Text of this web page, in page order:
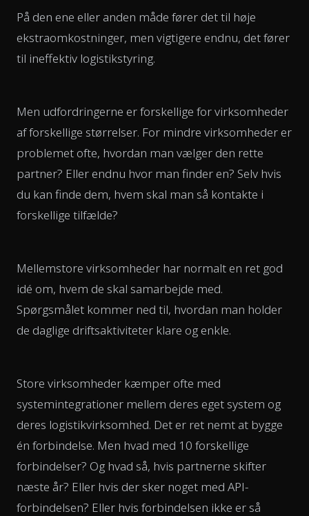
På den ene eller anden måde fører det til høje
ekstraomkostninger, men vigtigere endnu, det fører
til ineffektiv logistikstyring.
Men udfordringerne er forskellige for virksomheder
af forskellige størrelser. For mindre virksomheder er
problemet ofte, hvordan man vælger den rette
partner? Eller endnu hvor man finder en? Selv hvis
du kan finde dem, hvem skal man så kontakte i
forskellige tilfælde?
Mellemstore virksomheder har normalt en ret god
idé om, hvem de skal samarbejde med.
Spørgsmålet kommer ned til, hvordan man holder
de daglige driftsaktiviteter klare og enkle.
Store virksomheder kæmper ofte med
systemintegrationer mellem deres eget system og
deres logistikvirksomhed. Det er ret nemt at bygge
én forbindelse. Men hvad med 10 forskellige
forbindelser? Og hvad så, hvis partnerne skifter
næste år? Eller hvis der sker noget med API-
forbindelsen? Eller hvis forbindelsen ikke er så